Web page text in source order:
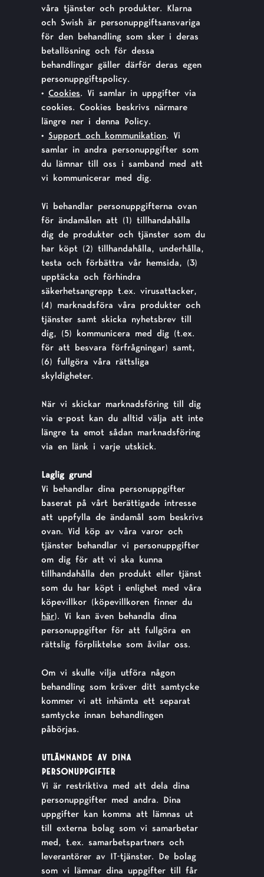
våra tjänster och produkter. Klarna
och Swish är personuppgiftsansvariga
för den behandling som sker i deras
betallösning och för dessa
behandlingar gäller därför deras egen
personuppgiftspolicy.
• Cookies. Vi samlar in uppgifter via
cookies. Cookies beskrivs närmare
längre ner i denna Policy.
• Support och kommunikation. Vi
samlar in andra personuppgifter som
du lämnar till oss i samband med att
vi kommunicerar med dig.
Vi behandlar personuppgifterna ovan
för ändamålen att (1) tillhandahålla
dig de produkter och tjänster som du
har köpt (2) tillhandahålla, underhålla,
testa och förbättra vår hemsida, (3)
upptäcka och förhindra
säkerhetsangrepp t.ex. virusattacker,
(4) marknadsföra våra produkter och
tjänster samt skicka nyhetsbrev till
dig, (5) kommunicera med dig (t.ex.
för att besvara förfrågningar) samt,
(6) fullgöra våra rättsliga
skyldigheter.
När vi skickar marknadsföring till dig
via e-post kan du alltid välja att inte
längre ta emot sådan marknadsföring
via en länk i varje utskick.
Laglig grund
Vi behandlar dina personuppgifter
baserat på vårt berättigade intresse
att uppfylla de ändamål som beskrivs
ovan. Vid köp av våra varor och
tjänster behandlar vi personuppgifter
om dig för att vi ska kunna
tillhandahålla den produkt eller tjänst
som du har köpt i enlighet med våra
köpevillkor (köpevillkoren finner du
här). Vi kan även behandla dina
personuppgifter för att fullgöra en
rättslig förpliktelse som åvilar oss.
Om vi skulle vilja utföra någon
behandling som kräver ditt samtycke
kommer vi att inhämta ett separat
samtycke innan behandlingen
påbörjas.
UTLÄMNANDE AV DINA
PERSONUPPGIFTER
Vi är restriktiva med att dela dina
personuppgifter med andra. Dina
uppgifter kan komma att lämnas ut
till externa bolag som vi samarbetar
med, t.ex. samarbetspartners och
leverantörer av IT-tjänster. De bolag
som vi lämnar dina uppgifter till får